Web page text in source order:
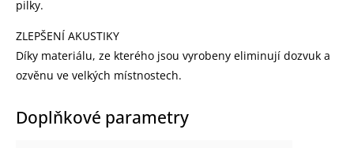
pilky.
ZLEPŠENÍ AKUSTIKY
Díky materiálu, ze kterého jsou vyrobeny eliminují dozvuk a
ozvěnu ve velkých místnostech.
Doplňkové parametry